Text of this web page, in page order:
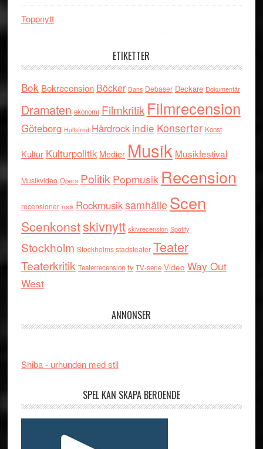
Toppnytt
ETIKETTER
Bok Bokrecension Böcker Dans Debaser Deckare Dokumentär
Dramaten ekonomi Filmkritik Filmrecension
Göteborg Hultsfred Hårdrock indie Konserter Konst
Kultur Kulturpolitik Medier Musik Musikfestival
Musikvideo Opera Politik Popmusik Recension
recensioner rock RockmusiksamhälleScen
Scenkonstskivnytt skivrecension Spotify
Stockholm Stockholms stadsteater Teater
Teaterkritik Teaterrecension tv TV-serie Video Way Out
West
ANNONSER
Shiba - urhunden med stil
SPEL KAN SKAPA BEROENDE